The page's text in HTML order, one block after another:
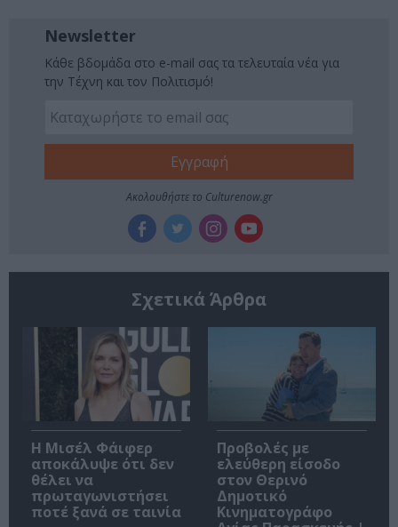
Newsletter
Κάθε βδομάδα στο e-mail σας τα τελευταία νέα για
την Τέχνη και τον Πολιτισμό!
Ακολουθήστε το Culturenow.gr
Σχετικά Άρθρα
Η Μισέλ Φάιφερ
αποκάλυψε ότι δεν
θέλει να
πρωταγωνιστήσει
ποτέ ξανά σε ταινία
Προβολές με
ελεύθερη είσοδο
στον Θερινό
Δημοτικό
Κινηματογράφο